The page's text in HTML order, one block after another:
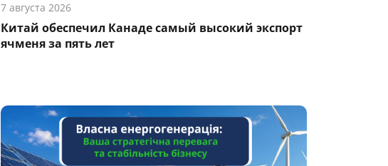
7 августа 2026
Китай обеспечил Канаде самый высокий экспорт
ячменя за пять лет